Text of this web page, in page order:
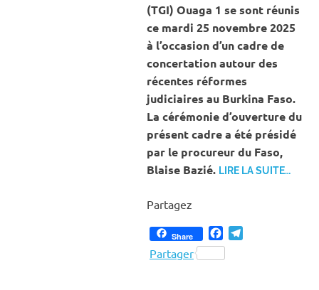
(TGI) Ouaga 1 se sont réunis
ce mardi 25 novembre 2025
à l’occasion d’un cadre de
concertation autour des
récentes réformes
judiciaires au Burkina Faso.
La cérémonie d’ouverture du
présent cadre a été présidé
par le procureur du Faso,
Blaise Bazié. LIRE LA SUITE…
Partagez
Share Facebook
Partager